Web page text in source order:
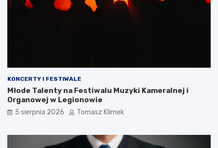
KONCERTY I FESTIWALE
Młode Talenty na Festiwalu Muzyki Kameralnej i
Organowej w Legionowie
5 sierpnia 2026 Tomasz Klimek